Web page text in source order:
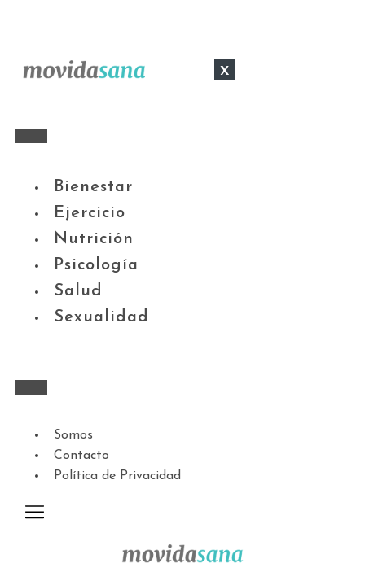
x
Bienestar
Ejercicio
Nutrición
Psicología
Salud
Sexualidad
Somos
Contacto
Política de Privacidad